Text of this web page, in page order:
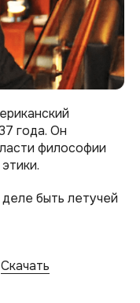
года. Он
философии
быть летучей
Скачать